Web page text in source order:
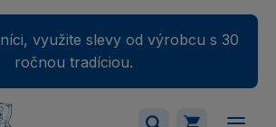
využite slevy od výrobcu s 30
ročnou tradíciou.